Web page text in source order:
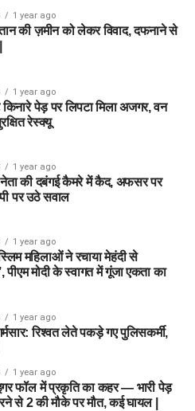
1 year ago
की ज़मीन को लेकर विवाद, दफनाने से
1 year ago
किनारे पेड़ पर लिपटा मिला अजगर, वन
रेस्क्यू
1 year ago
नेता की दबंगई कैमरे में कैद, अफसर पर
पर उठे सवाल
1 year ago
महिलाओं ने रचाया मेहंदी से
पीएम मोदी के स्वागत में गूंजा एकता का
1 year ago
रिश्वत लेते पकड़े गए पुलिसकर्मी,
1 year ago
फॉल में प्रकृति का कहर — भारी पेड़
से 2 की मौके पर मौत, कई घायल |